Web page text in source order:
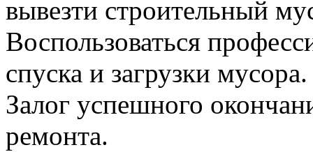
вывезти строительный
Воспользоваться
спуска и загрузки мусора.
Залог успешного
ремонта.